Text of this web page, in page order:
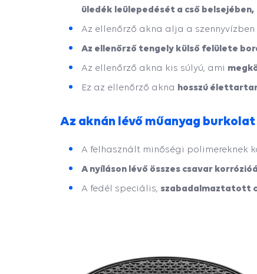
üledék leülepedését a cső belsejében,
Az ellenőrző akna alja a
Az ellenőrző tengely külső felülete
Az ellenőrző akna kis súlyú, ami
Ez az ellenőrző akna hosszú
Az aknán lévő műanyag
A felhasznált minőségi polimereknek
A nyíláson lévő összes csavar
A fedél speciális, szabadalmaztatott